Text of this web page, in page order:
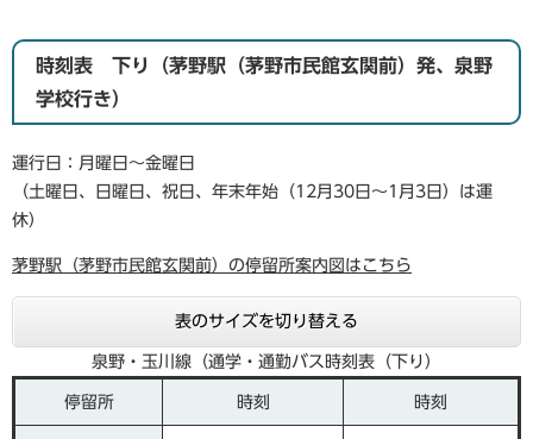
時刻表 下り（茅野駅（茅野市民館玄関前）発、泉野
学校行き）
運行日：月曜日～金曜日
（土曜日、日曜日、祝日、年末年始（12月30日～1月3日）は運
休）
茅野駅（茅野市民館玄関前）の停留所案内図はこちら
表のサイズを切り替える
泉野・玉川線（通学・通勤バス時刻表（下り）
停留所 時刻 時刻